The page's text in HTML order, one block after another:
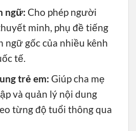
ngữ: Cho phép người
minh, phụ đề tiếng
ngữ gốc của nhiều kênh
tế.
trẻ em: Giúp cha mẹ
và quản lý nội dung
từng độ tuổi thông qua